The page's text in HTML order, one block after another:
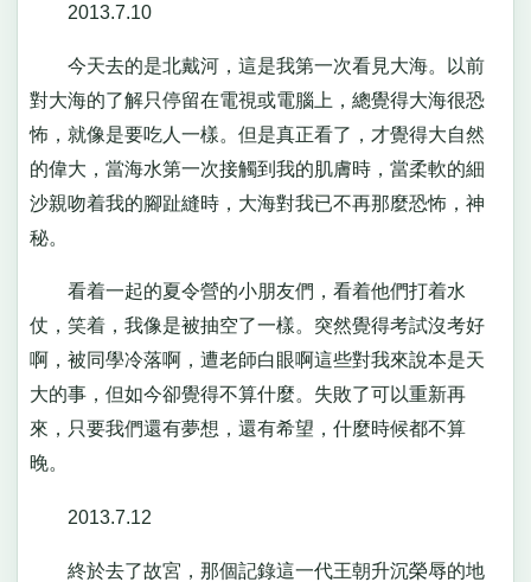
2013.7.10
今天去的是北戴河，這是我第一次看見大海。以前
對大海的了解只停留在電視或電腦上，總覺得大海很恐
怖，就像是要吃人一樣。但是真正看了，才覺得大自然
的偉大，當海水第一次接觸到我的肌膚時，當柔軟的細
沙親吻着我的腳趾縫時，大海對我已不再那麼恐怖，神
秘。
看着一起的夏令營的小朋友們，看着他們打着水
仗，笑着，我像是被抽空了一樣。突然覺得考試沒考好
啊，被同學冷落啊，遭老師白眼啊這些對我來說本是天
大的事，但如今卻覺得不算什麼。失敗了可以重新再
來，只要我們還有夢想，還有希望，什麼時候都不算
晚。
2013.7.12
終於去了故宮，那個記錄這一代王朝升沉榮辱的地